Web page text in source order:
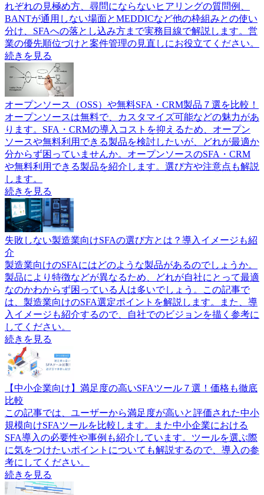
れぞれの見極め方、尋問にならないヒアリングの質問例、
BANTが通用しない場面とMEDDICなど他の枠組みとの使い
分け、SFAへの落とし込み方まで実務目線で解説します。営
業の優先順位づけと案件管理の見直しにお役立てください。
続きを見る
オープンソース（OSS）や無料SFA・CRM製品７選を比較！
オープンソースは無料で、カスタマイズ可能などの魅力があ
ります。SFA・CRMの導入コストを抑えるため、オープン
ソースや無料利用できる製品を検討したいが、どれが最適か
分からず困っていませんか。オープンソースのSFA・CRM
や無料利用できる製品を紹介します。選び方や注意点も解説
します。
続きを見る
失敗しない製造業向けSFAの選び方とは？導入イメージも紹
介
製造業向けのSFAにはどのような製品があるのでしょうか。
製品により特徴などが異なるため、どれが自社にとって最適
なのかわからず困っている人は多いでしょう。この記事で
は、製造業向けのSFA選定ポイントを解説します。また、導
入イメージも紹介するので、自社でのビジョンを描く参考に
してください。
続きを見る
【中小企業向け】満足度の高いSFAツール７選！価格も徹底
比較
この記事では、ユーザーから満足度が高いと評価された中小
規模向けSFAツールを比較します。また中小企業における
SFA導入の必要性や事例も紹介しています。ツールを選ぶ際
に気をつけたいポイントについても解説するので、導入の参
考にしてください。
続きを見る